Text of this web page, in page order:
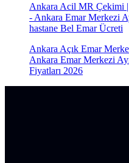
Ankara Acil MR Çekimi |
- Ankara Emar Merkezi
hastane Bel Emar Ücreti
Ankara Açık Emar
Ankara Emar Merkezi
Fiyatları 2026